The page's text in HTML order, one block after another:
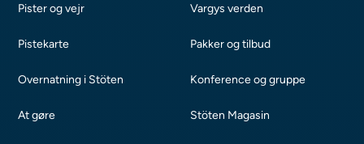
Pister og vejr
Pistekarte
Overnatning i Stöten
At gøre
Vargys verden
Pakker og tilbud
Konference og gruppe
Stöten Magasin